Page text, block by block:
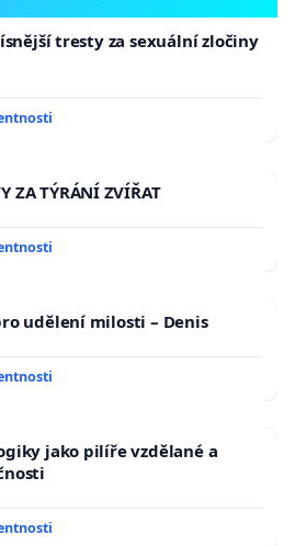
tresty za sexuální zločiny
ZA TÝRÁNÍ ZVÍŘAT
udělení milosti – Denis
jako pilíře vzdělané a